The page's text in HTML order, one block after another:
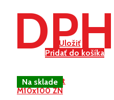
Uložiť
Pridať do košíka
DPH